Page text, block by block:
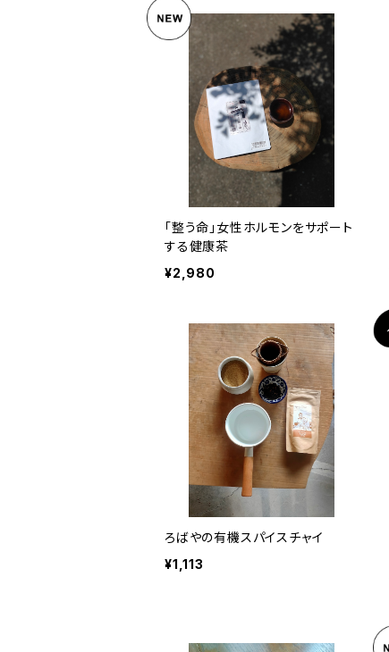
「整う命」女性ホルモンをサポート
する健康茶
¥2,980
ろばやの有機スパイスチャイ
¥1,113